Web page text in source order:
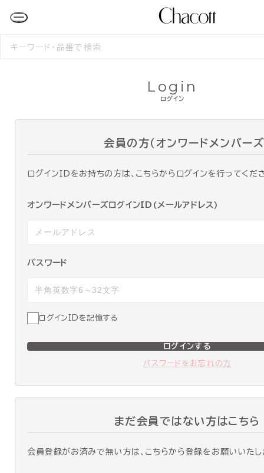
検
ログイン
Login
会員の方（オンワードメンバーズ
ログインIDをお持ちの方は、こちらからログインを行ってくだ
オンワードメンバーズログインID(メールアドレス)
パスワード
ログインIDを記憶する
ログインする
パスワードをお忘れの方
まだ会員ではない方はこちら
会員登録がお済みで無い方は、こちらから登録をお願いいたし